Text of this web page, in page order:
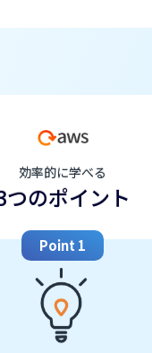
効率的に学べる
つのポイント
Point 1